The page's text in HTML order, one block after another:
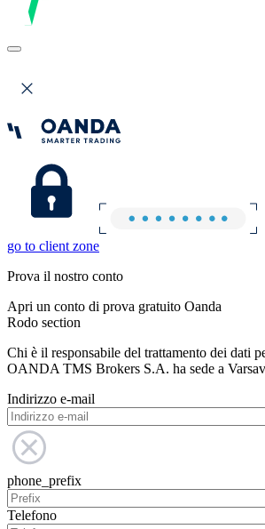
go to client zone
Prova il nostro conto
Apri un conto di prova gratuito Oanda
Rodo section
Chi è il responsabile del trattamento dei dati
OANDA TMS Brokers S.A. ha sede a
Indirizzo e-mail
phone_prefix
Telefono